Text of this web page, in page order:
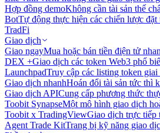
Hợp đồng demoKhông cần tài sản thế
BotTự động thực hiện các chiến lược
TradFi
Giao dịch
Giao ngayMua hoặc bán tiền điện tử
DEX +Giao dịch các token Web3 phổ
LaunchpadTruy cập các listing token giai
Giao dịch nhanhHoán đổi tài sản tức thì
Giao dịch APICung cấp phương thức
Toobit SynapseMột mô hình giao dịch
Toobit x TradingViewGiao dịch trực tiếp
Agent Trade KitTrang bị kỹ năng giao